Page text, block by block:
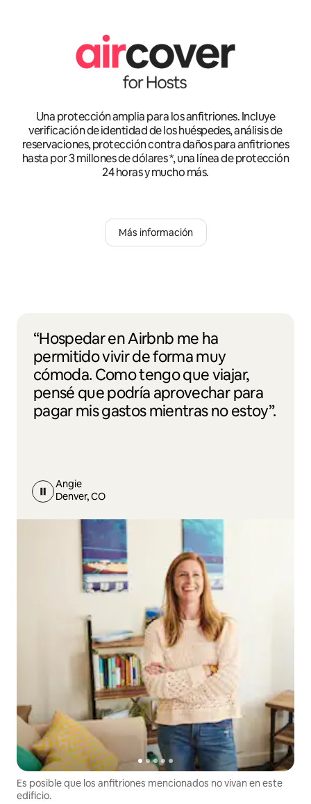
Una protección amplia para los anfitriones. Incluye
verificación de identidad de los huéspedes, análisis de
reservaciones, protección contra daños para anfitriones
hasta por 3 millones de dólares *, una línea de protección
24 horas y mucho más.
Más información
“Hospedar en Airbnb me ha
permitido vivir de forma muy
cómoda. Como tengo que viajar,
pensé que podría aprovechar para
pagar mis gastos mientras no estoy”.
Angie
Denver, CO
Es posible que los anfitriones mencionados no vivan en este
edificio.